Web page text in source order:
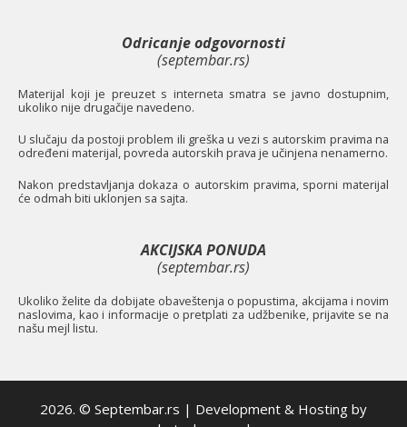
Odricanje odgovornosti
(septembar.rs)
Materijal koji je preuzet s interneta smatra se javno dostupnim,
ukoliko nije drugačije navedeno.
U slučaju da postoji problem ili greška u vezi s autorskim pravima na
određeni materijal, povreda autorskih prava je učinjena nenamerno.
Nakon predstavljanja dokaza o autorskim pravima, sporni materijal
će odmah biti uklonjen sa sajta.
AKCIJSKA PONUDA
(septembar.rs)
Ukoliko želite da dobijate obaveštenja o popustima, akcijama i novim
naslovima, kao i informacije o pretplati za udžbenike, prijavite se na
našu mejl listu.
2026. © Septembar.rs | Development & Hosting by